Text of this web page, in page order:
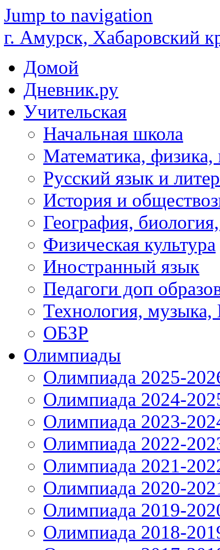
Jump to navigation
г. Амурск, Хабаровский
Домой
Дневник.ру
Учительская
Начальная школа
Математика,
Русский язык и
История и
География,
Физическая культура
Иностранный язык
Педагоги доп
Технология,
ОБЗР
Олимпиады
Олимпиада 2025-
Олимпиада 2024-
Олимпиада 2023-
Олимпиада 2022-
Олимпиада 2021-
Олимпиада 2020-
Олимпиада 2019-
Олимпиада 2018-